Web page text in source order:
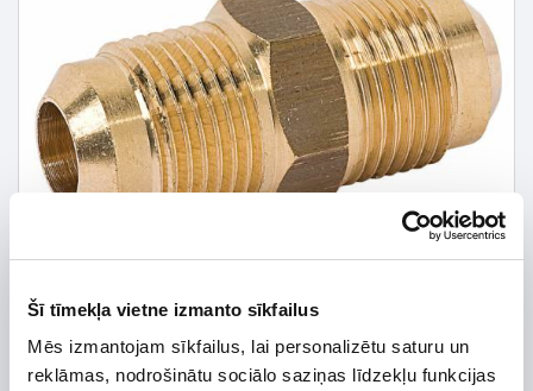
Šī tīmekļa vietne izmanto sīkfailus
Mēs izmantojam sīkfailus, lai personalizētu saturu un
reklāmas, nodrošinātu sociālo saziņas līdzekļu funkcijas